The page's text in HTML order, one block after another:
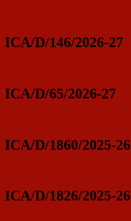
ICA/D/146/2026-27
ICA/D/65/2026-27
ICA/D/1860/2025-26
ICA/D/1826/2025-26